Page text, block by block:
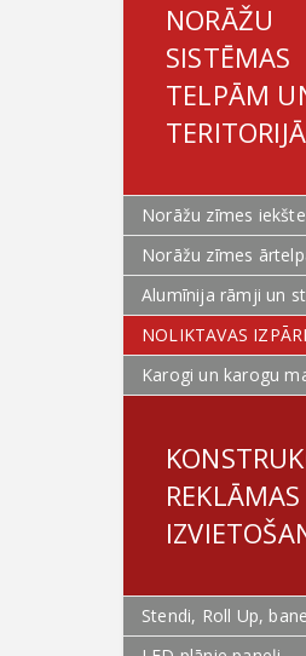
NORĀŽU
SISTĒMAS
TELPĀM
Norāžu zīmes
Norāžu zīmes
Alumīnija rāmji un
NOLIKTAVAS
Karogi un karogu
REKLĀMAS
Stendi, Roll Up,